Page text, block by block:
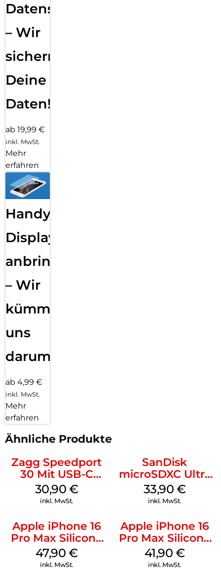
Datensicherung
– Wir
sichern
Deine
Daten!
ab 19,99 €
inkl. MwSt.
Mehr
erfahren
Handy
Displayfolie
anbringen
– Wir
kümmern
uns
darum!
ab 4,99 €
inkl. MwSt.
Mehr
erfahren
Ähnliche Produkte
Zagg Speedport
30 Mit USB-C
Kabel Weiß
30,90 €
inkl. MwSt.
SanDisk
microSDXC Ultra
128 GB + Adapter
Mobile
33,90 €
inkl. MwSt.
Apple iPhone 16
Pro Max Silicone
Case MagSafe
Black
47,90 €
inkl. MwSt.
Apple iPhone 16
Pro Max Silicone
Case MagSafe
Ultramarine
41,90 €
inkl. MwSt.